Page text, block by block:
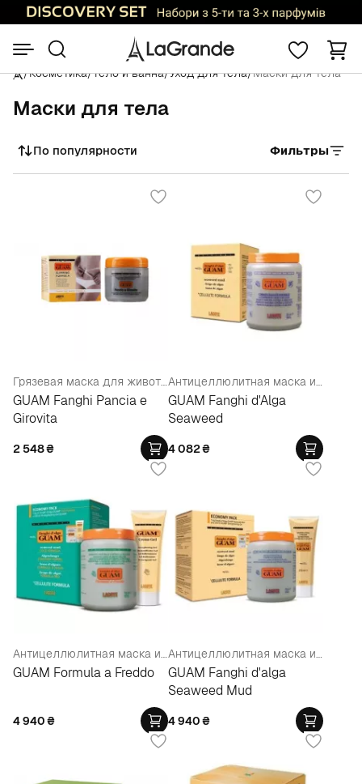
/Косметика/Тело и ванна/Уход для тела/Маски для тела
Маски для тела
Сортировать
По популярности Фильтры
Грязевая маска для живота и талии
GUAM Fanghi Pancia е
Girovita
2 548₴
Антицеллюлитная маска из морских водорослей для тела
GUAM Fanghi d'Alga
Seaweed
4 082₴
Антицеллюлитная маска из морских водорослей "Холодная формула"+подтягивающий гель
GUAM Formula a Freddo
4 940₴
Антицеллюлитная маска из морских водорослей+подтягивающий гель
GUAM Fanghi d'alga
Seaweed Mud
4 940₴